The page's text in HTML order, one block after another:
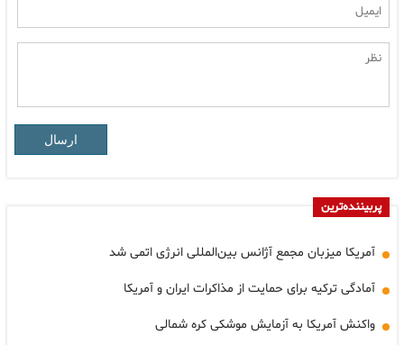
ارسال
پربیننده‌ترین
آمریکا میزبان مجمع آژانس بین‌المللی انرژی اتمی شد
آمادگی ترکیه برای حمایت از مذاکرات ایران و آمریکا
واکنش آمریکا به آزمایش موشکی کره شمالی